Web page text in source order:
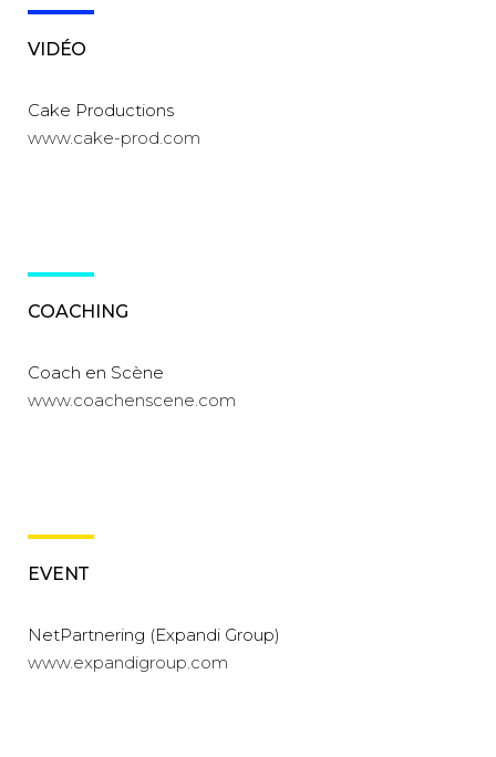
VIDÉO
Cake Productions
www.cake-prod.com
COACHING
Coach en Scène
www.coachenscene.com
EVENT
NetPartnering (Expandi Group)
www.expandigroup.com